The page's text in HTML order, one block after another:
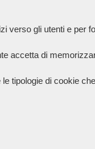
verso gli utenti e per
accetta di
tipologie di cookie che